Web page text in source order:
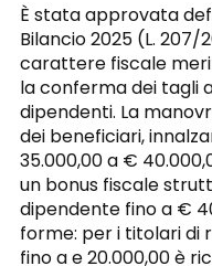
È stata approvata
Bilancio 2025 (L. 207/
carattere fiscale
la conferma dei tagli
dipendenti. La
dei beneficiari,
35.000,00 a €
un bonus fiscale
dipendente fino a €
forme: per i titolari di
fino a e 20.000,00 è